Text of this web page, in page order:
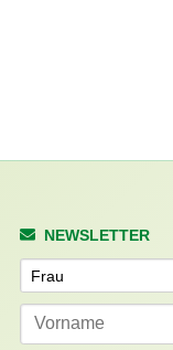
NEWSLETTER
Anrede